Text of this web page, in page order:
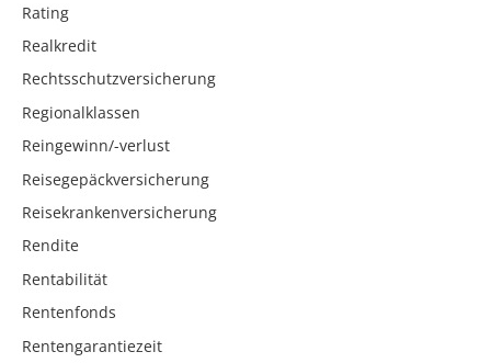
Rating
Realkredit
Rechtsschutzversicherung
Regionalklassen
Reingewinn/-verlust
Reisegepäckversicherung
Reisekrankenversicherung
Rendite
Rentabilität
Rentenfonds
Rentengarantiezeit